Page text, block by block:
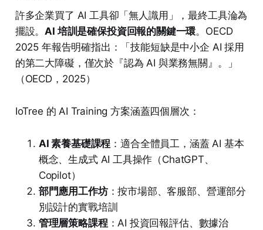
許多企業買了 AI 工具卻「無人識用」，最終工具淪為
擺設。AI 培訓是確保投資回報的關鍵一環。OECD
2025 年報告明確指出：「技能短缺是中小企 AI 採用
的第二大障礙，僅次於『認為 AI 與業務無關』。」
（OECD，2025）
IoTree 的 AI Training 方案涵蓋四個層次：
AI 素養基礎課程 ：適合全體員工，涵蓋 AI 基本
概念、生成式 AI 工具操作（ChatGPT、
Copilot）
部門應用工作坊：按市場部、客服部、營運部分
別設計的實戰培訓
管理層策略課程：AI 投資回報評估、數據治